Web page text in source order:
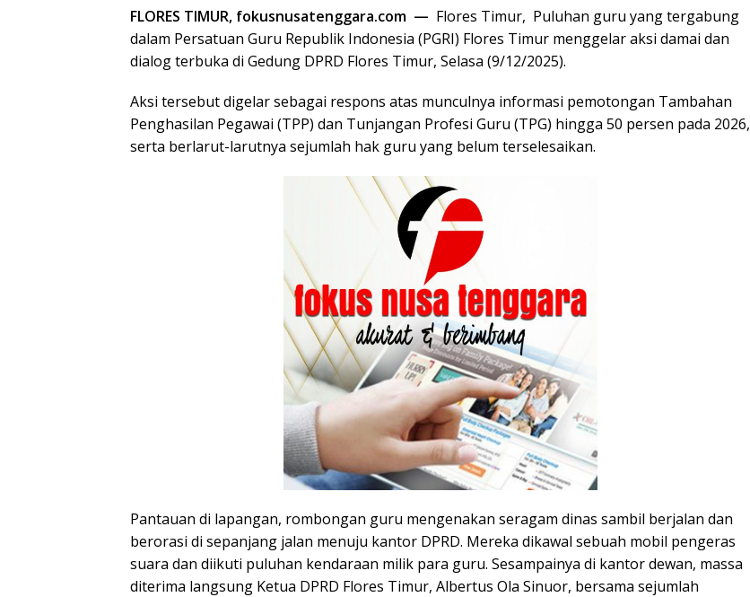
FLORES TIMUR, fokusnusatenggara.com — Flores Timur, Puluhan guru yang tergabung
dalam Persatuan Guru Republik Indonesia (PGRI) Flores Timur menggelar aksi damai dan
dialog terbuka di Gedung DPRD Flores Timur, Selasa (9/12/2025).
Aksi tersebut digelar sebagai respons atas munculnya informasi pemotongan Tambahan
Penghasilan Pegawai (TPP) dan Tunjangan Profesi Guru (TPG) hingga 50 persen pada 2026,
serta berlarut-larutnya sejumlah hak guru yang belum terselesaikan.
Pantauan di lapangan, rombongan guru mengenakan seragam dinas sambil berjalan dan
berorasi di sepanjang jalan menuju kantor DPRD. Mereka dikawal sebuah mobil pengeras
suara dan diikuti puluhan kendaraan milik para guru. Sesampainya di kantor dewan, massa
diterima langsung Ketua DPRD Flores Timur, Albertus Ola Sinuor, bersama sejumlah